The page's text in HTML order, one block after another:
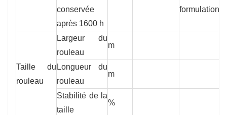
conservée
après 1600 h
formulation
Taille du
rouleau
Largeur du
rouleau
m
Longueur du
rouleau
m
Stabilité de la
taille
%